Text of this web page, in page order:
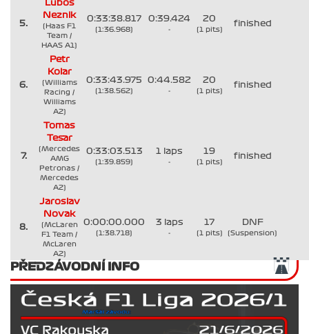
5.
Lubos
Neznik
(Haas F1
Team /
HAAS A1)
0:33:38.817
(1:36.968)
0:39.424
-
20
(1 pits)
finished
6.
Petr
Kolar
(Williams
Racing /
Williams
A2)
0:33:43.975
(1:38.562)
0:44.582
-
20
(1 pits)
finished
7.
Tomas
Tesar
(Mercedes
AMG
Petronas /
Mercedes
A2)
0:33:03.513
(1:39.859)
1 laps
-
19
(1 pits)
finished
8.
Jaroslav
Novak
(McLaren
F1 Team /
McLaren
A2)
0:00:00.000
(1:38.718)
3 laps
-
17
(1 pits)
DNF
(Suspension)
PŘEDZÁVODNÍ INFO